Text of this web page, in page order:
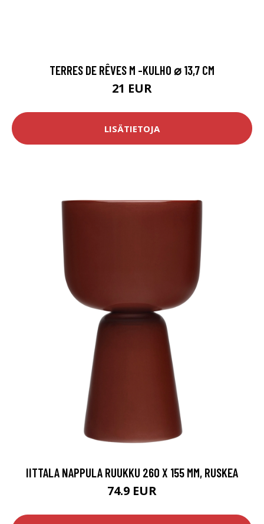
TERRES DE RÊVES M -KULHO ⌀ 13,7 CM
21 EUR
LISÄTIETOJA
IITTALA NAPPULA RUUKKU 260 X 155 MM, RUSKEA
74.9 EUR